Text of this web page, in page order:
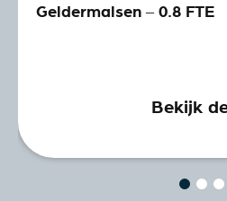
Geldermalsen – 0.8 FTE
Bekijk